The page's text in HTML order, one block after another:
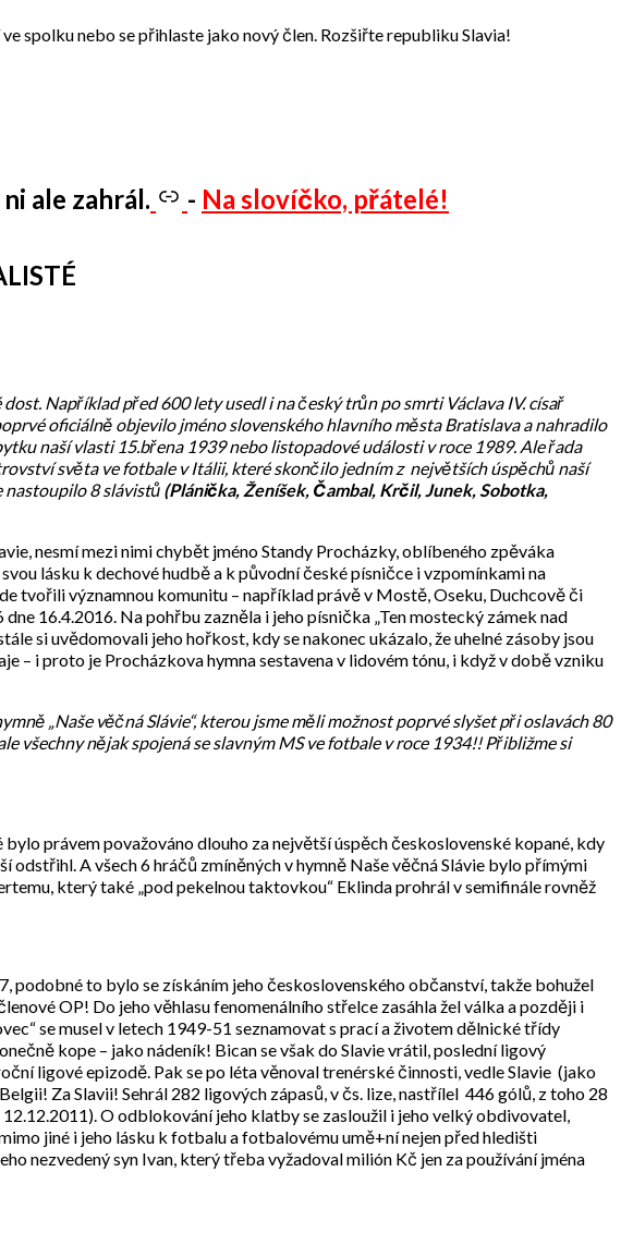
spolku nebo se přihlaste jako nový člen. Rozšiřte republiku Slavia!
ale zahrál. - Na slovíčko, přátelé!
Například před 600 lety usedl i na český trůn po smrti Václava IV. císař
oficiálně objevilo jméno slovenského hlavního města Bratislava a nahradilo
naší vlasti 15.břena 1939 nebo listopadové události v roce 1989. Ale řada
světa ve fotbale v Itálii, které skončilo jedním z největších úspěchů naší
nastoupilo 8 slávistů (Plánička, Ženíšek, Čambal, Krčil, Junek, Sobotka,
nesmí mezi nimi chybět jméno Standy Procházky, oblíbeného zpěváka
lásku k dechové hudbě a k původní české písničce i vzpomínkami na
tvořili významnou komunitu – například právě v Mostě, Oseku, Duchcově či
16.4.2016. Na pohřbu zazněla i jeho písnička „Ten mostecký zámek nad
si uvědomovali jeho hořkost, kdy se nakonec ukázalo, že uhelné zásoby jsou
– i proto je Procházkova hymna sestavena v lidovém tónu, i když v době vzniku
„Naše věčná Slávie“, kterou jsme měli možnost poprvé slyšet při oslavách 80
všechny nějak spojená se slavným MS ve fotbale v roce 1934!! Přibližme si
právem považováno dlouho za největší úspěch československé kopané, kdy
A všech 6 hráčů zmíněných v hymně Naše věčná Slávie bylo přímými
který také „pod pekelnou taktovkou“ Eklinda prohrál v semifinále rovněž
podobné to bylo se získáním jeho československého občanství, takže bohužel
OP! Do jeho věhlasu fenomenálního střelce zasáhla žel válka a později i
se musel v letech 1949-51 seznamovat s prací a životem dělnické třídy
kope – jako nádeník! Bican se však do Slavie vrátil, poslední ligový
ligové epizodě. Pak se po léta věnoval trenérské činnosti, vedle Slavie (jako
Za Slavii! Sehrál 282 ligových zápasů, v čs. lize, nastřílel 446 gólů, z toho 28
O odblokování jeho klatby se zasloužil i jeho velký obdivovatel,
jiné i jeho lásku k fotbalu a fotbalovému umě+ní nejen před hledišti
nezvedený syn Ivan, který třeba vyžadoval milión Kč jen za používání jména